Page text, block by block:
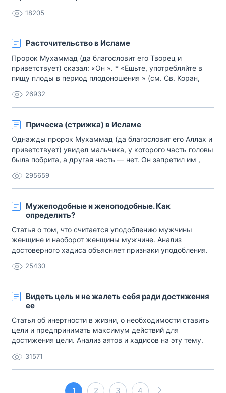
18205
Расточительство в Исламе
Пророк Мухаммад (да благословит его Творец и
приветствует) сказал: «Он ». * «Ешьте, употребляйте в
пищу плоды в период плодоношения » (см. Св. Коран,
6:141). * «О дети Адама » (Св. Коран, 7:31). * «, знайте —
Мое наказание, воистину, сурово» (Св. Коран, 14:7).
Ссылки на богословские первоисточники и комментарий:
Глагол, от которого происходит[…]
26932
Прическа (стрижка) в Исламе
Однажды пророк Мухаммад (да благословит его Аллах и
приветствует) увидел мальчика, у которого часть головы
была побрита, а другая часть — нет. Он запретил им ,
вовсе». В другом достоверном хадисе сказано, что
«пророк Мухаммад запретил аль-каза‘» . Когда у
передавшего данный хадис спросили[…]
295659
Мужеподобные и женоподобные. Как
определить?
Статья о том, что считается уподоблению мужчины
женщине и наоборот женщины мужчине. Анализ
достоверного хадиса объясняет признаки уподобления.
25430
Видеть цель и не жалеть себя ради достижения
ее
Статья об инертности в жизни, о необходимости ставить
цели и предпринимать максимум действий для
достижения цели. Анализ аятов и хадисов на эту тему.
31571
1 2 3 4